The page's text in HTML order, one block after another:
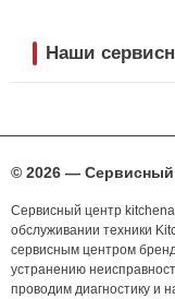
Наши
© 2026 — Сервисный
Сервисный центр
обслуживании техники
сервисным центром
устранению
проводим диагностику и